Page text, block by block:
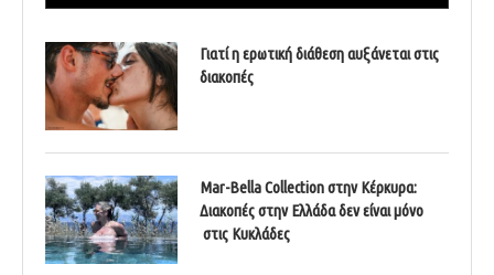
Γιατί η ερωτική διάθεση αυξάνεται στις
διακοπές
Mar-Bella Collection στην Κέρκυρα:
Διακοπές στην Ελλάδα δεν είναι μόνο
στις Κυκλάδες